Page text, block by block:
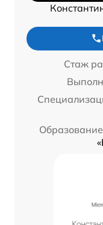
Стаж